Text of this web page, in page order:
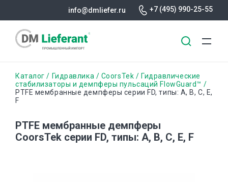
основному
info@dmliefer.ru +7 (495) 990-25-55
Строка
навигации
Каталог Гидравлика CoorsTek
Гидравлические
стабилизаторы и демпферы пульсаций FlowGuard™
PTFE мембранные демпферы серии FD, типы: А, B, C, E,
F
PTFE мембранные демпферы
CoorsTek серии FD, типы: А, B, C, E, F